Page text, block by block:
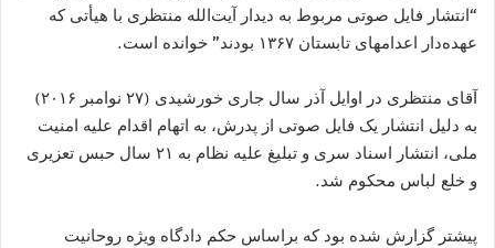
“انتشار فایل صوتی مربوط به دیدار آیت‌الله منتظری با هیأتی که
عهده‌دار اعدامهای تابستان ۱۳۶٧ بودند” خوانده است.
آقای منتظری در اوایل آذر سال جاری خورشیدی (۲۷ نوامبر ۲۰۱۶)
به دلیل انتشار یک فایل صوتی از پدرش، به اتهام اقدام علیه امنیت
ملی، انتشار اسناد سری و تبلیغ علیه نظام به ۲۱ سال حبس تعزیری
و خلع لباس محکوم شد.
پیشتر گزارش شده بود که براساس حکم دادگاه ویژه روحانیت